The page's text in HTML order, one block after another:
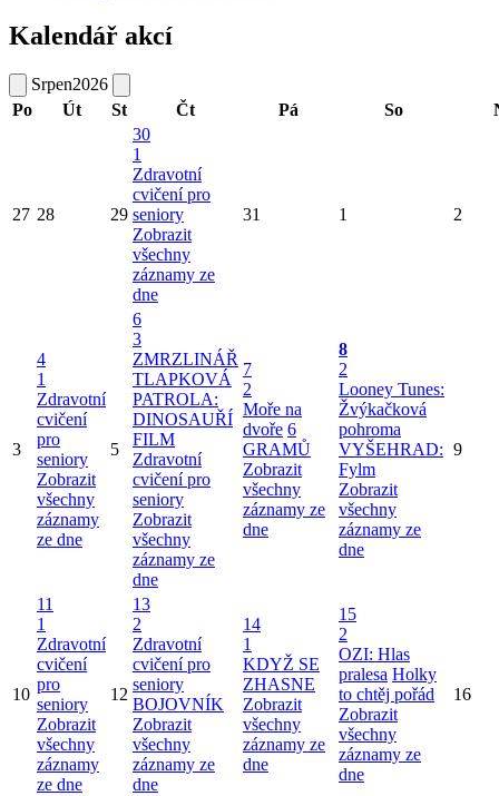
Kalendář akcí
Srpen2026
Po
Út St Čt Pá So
27 28 29
30
1
Zdravotní
cvičení pro
seniory
Zobrazit
všechny
záznamy ze
dne
31 1 2
3
4
1
Zdravotní
cvičení
pro
seniory
Zobrazit
všechny
záznamy
ze dne
5
6
3
ZMRZLINÁŘ
TLAPKOVÁ
PATROLA:
DINOSAUŘÍ
FILM
Zdravotní
cvičení pro
seniory
Zobrazit
všechny
záznamy ze
dne
7
2
Moře na
dvoře 6
GRAMŮ
Zobrazit
všechny
záznamy ze
dne
8
2
Looney Tunes:
Žvýkačková
pohroma
VYŠEHRAD:
Fylm
Zobrazit
všechny
záznamy ze
dne
9
10
11
1
Zdravotní
cvičení
pro
seniory
Zobrazit
všechny
záznamy
ze dne
12
13
2
Zdravotní
cvičení pro
seniory
BOJOVNÍK
Zobrazit
všechny
záznamy ze
dne
14
1
KDYŽ SE
ZHASNE
Zobrazit
všechny
záznamy ze
dne
15
2
OZI: Hlas
pralesa Holky
to chtěj pořád
Zobrazit
všechny
záznamy ze
dne
16